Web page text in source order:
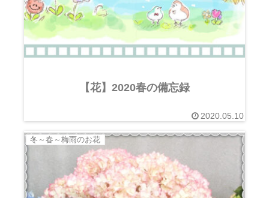
【花】2020春の備忘録
2020.05.10
冬～春～梅雨のお花